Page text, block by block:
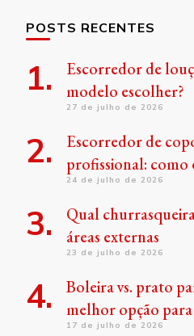
POSTS RECENTES
Escorredor de
modelo escolher?
27 de julho de 2026
Escorredor de
profissional: como
24 de julho de 2026
Qual
áreas externas
23 de julho de 2026
Boleira vs. prato
melhor opção para
17 de julho de 2026